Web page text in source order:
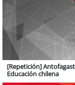
[Repetición]
Educación chilena